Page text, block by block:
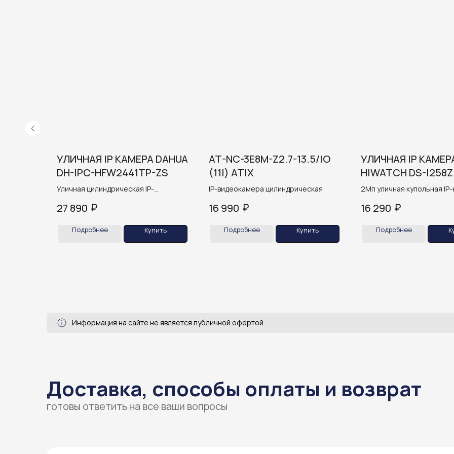
УЛИЧНАЯ IP КАМЕРА DAHUA
DH-IPC-HFW2441TP-ZS
Уличная цилиндрическая IP-
27 890 ₽
Подробнее Купить
AT-NC-3E8M-Z2.7-13.5/IO
(11I) ATIX
IP-видеокамера цилиндрическая
16 990 ₽
Подробнее Купить
УЛИЧНАЯ IP
HIWATCH DS-
(2.8-12 MM)
2Мп уличная купольная
16 290 ₽
Подробнее
Информация на сайте не является публичной офертой.
Доставка, способы оплаты и возврат
готовы ответить на все ваши вопросы